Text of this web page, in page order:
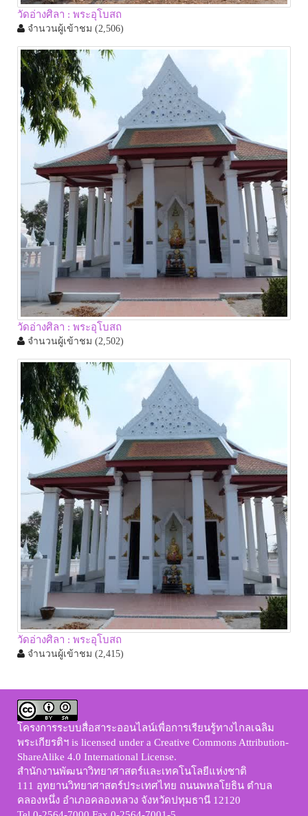
วัดอ่างศิลา : พระอุโบสถ
จำนวนผู้เข้าชม (2,506)
วัดอ่างศิลา : พระอุโบสถ
จำนวนผู้เข้าชม (2,502)
วัดอ่างศิลา : พระอุโบสถ
จำนวนผู้เข้าชม (2,415)
โครงการระบบสื่อสาระออนไลน์เพื่อการเรียนรู้ทางไกลเฉลิม
พระเกียรติฯ is licensed under a Creative Commons Attribution-
ShareAlike 4.0 International License.
สำนักงานพัฒนาวิทยาศาสตร์และเทคโนโลยีแห่งชาติ
111 อุทยานวิทยาศาสตร์ประเทศไทย ถนนพหลโยธิน ตำบล
คลองหนึ่ง อำเภอคลองหลวง จังหวัดปทุมธานี 12120